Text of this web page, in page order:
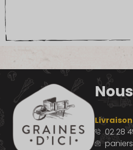
02 28